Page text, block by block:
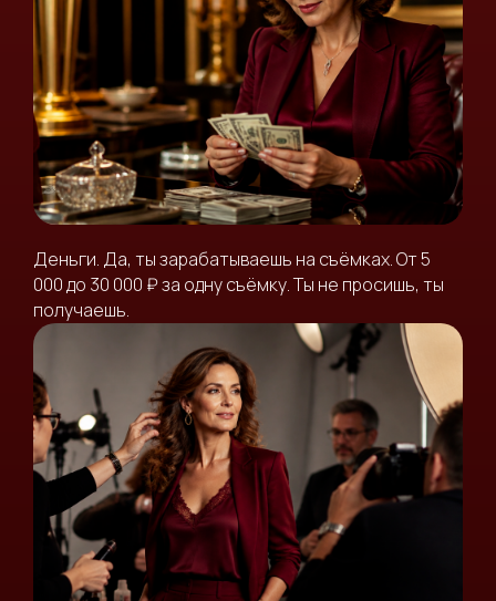
Деньги. Да, ты зарабатываешь на съёмках. От 5
000 до 30 000 ₽ за одну съёмку. Ты не просишь, ты
получаешь.